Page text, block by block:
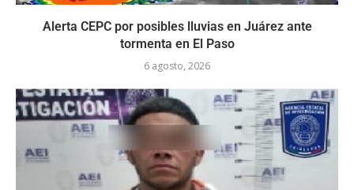
Alerta CEPC por posibles lluvias en Juárez ante
tormenta en El Paso
6 agosto, 2026